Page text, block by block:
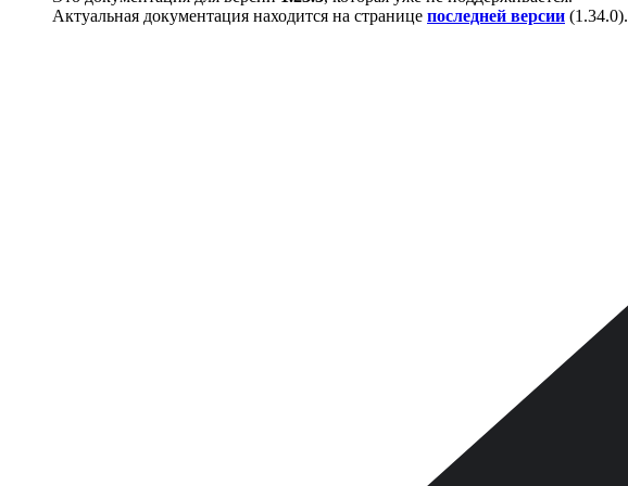
Актуальная документация находится на странице последней версии (1.34.0).